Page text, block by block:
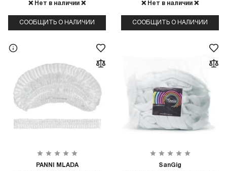
❌ Нет в наличии ❌
СООБЩИТЬ О НАЛИЧИИ
❌ Нет в наличии ❌
СООБЩИТЬ О НАЛИЧИИ
PANNI MLADA SanGig